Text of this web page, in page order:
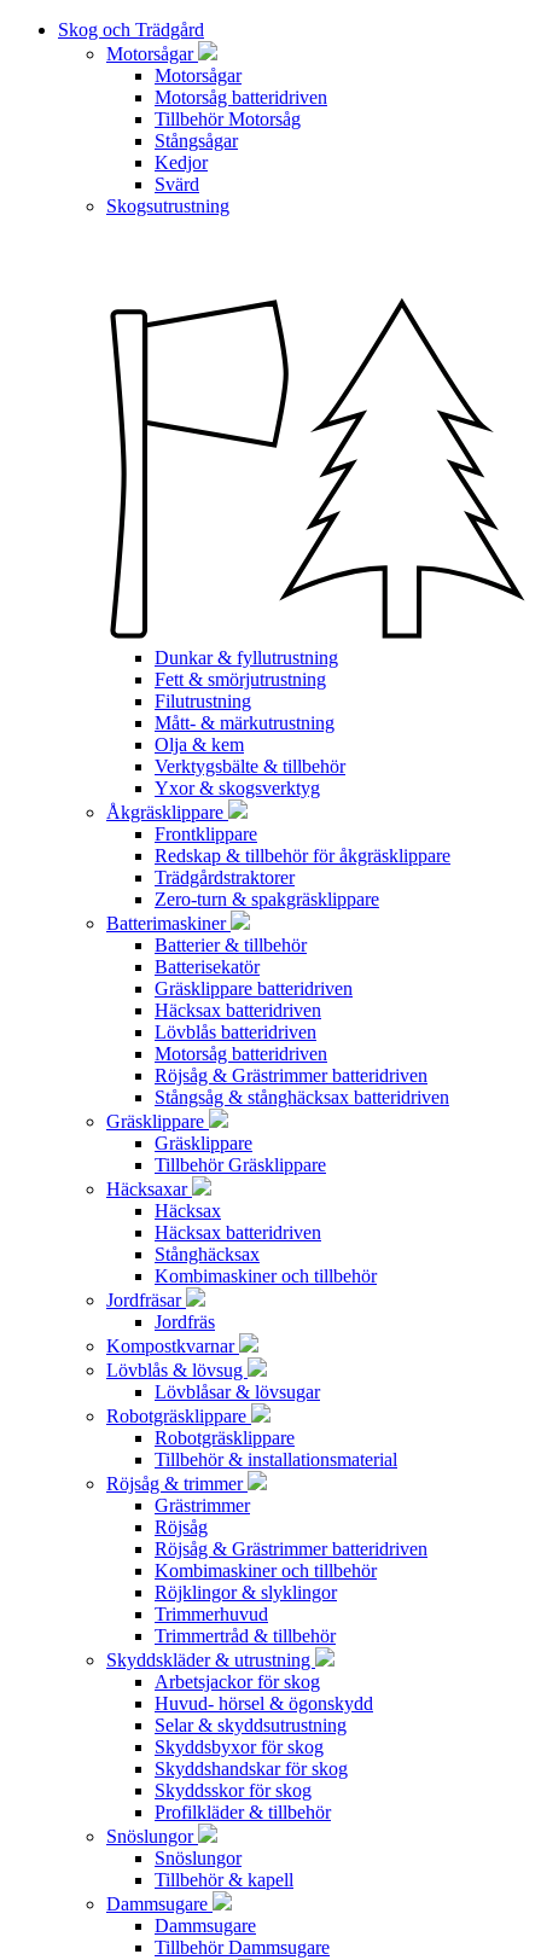
Skog och Trädgård
Motorsågar
Motorsågar
Motorsåg batteridriven
Tillbehör Motorsåg
Stångsågar
Kedjor
Svärd
Skogsutrustning
Dunkar & fyllutrustning
Fett & smörjutrustning
Filutrustning
Mått- & märkutrustning
Olja & kem
Verktygsbälte & tillbehör
Yxor & skogsverktyg
Åkgräsklippare
Frontklippare
Redskap & tillbehör för åkgräsklippare
Trädgårdstraktorer
Zero-turn & spakgräsklippare
Batterimaskiner
Batterier & tillbehör
Batterisekatör
Gräsklippare batteridriven
Häcksax batteridriven
Lövblås batteridriven
Motorsåg batteridriven
Röjsåg & Grästrimmer batteridriven
Stångsåg & stånghäcksax batteridriven
Gräsklippare
Gräsklippare
Tillbehör Gräsklippare
Häcksaxar
Häcksax
Häcksax batteridriven
Stånghäcksax
Kombimaskiner och tillbehör
Jordfräsar
Jordfräs
Kompostkvarnar
Lövblås & lövsug
Lövblåsar & lövsugar
Robotgräsklippare
Robotgräsklippare
Tillbehör & installationsmaterial
Röjsåg & trimmer
Grästrimmer
Röjsåg
Röjsåg & Grästrimmer batteridriven
Kombimaskiner och tillbehör
Röjklingor & slyklingor
Trimmerhuvud
Trimmertråd & tillbehör
Skyddskläder & utrustning
Arbetsjackor för skog
Huvud- hörsel & ögonskydd
Selar & skyddsutrustning
Skyddsbyxor för skog
Skyddshandskar för skog
Skyddsskor för skog
Profilkläder & tillbehör
Snöslungor
Snöslungor
Tillbehör & kapell
Dammsugare
Dammsugare
Tillbehör Dammsugare